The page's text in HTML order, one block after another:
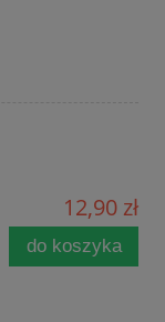
12,90 zł
do koszyka